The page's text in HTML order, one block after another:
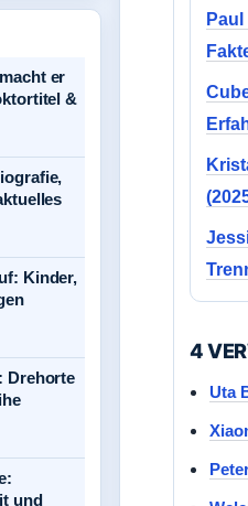
4
Uta
er
&
Kinder,
Drehorte
und